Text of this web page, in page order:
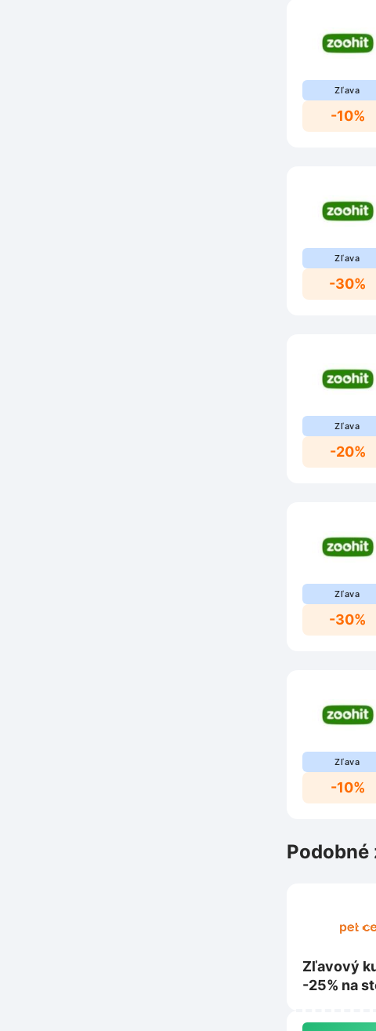
Zľava
-10%
Zľava
-30%
Zľava
-20%
Zľava
-30%
Zľava
-10%
Zľavový
-25% na